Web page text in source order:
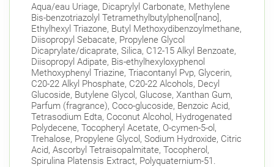
Aqua/eau Uriage, Dicaprylyl Carbonate, Methylene
Bis-benzotriazolyl Tetramethylbutylphenol[nano],
Ethylhexyl Triazone, Butyl Methoxydibenzoylmethane,
Diisopropyl Sebacate, Propylene Glycol
Dicaprylate/dicaprate, Silica, C12-15 Alkyl Benzoate,
Diisopropyl Adipate, Bis-ethylhexyloxyphenol
Methoxyphenyl Triazine, Triacontanyl Pvp, Glycerin,
C20-22 Alkyl Phosphate, C20-22 Alcohols, Decyl
Glucoside, Butylene Glycol, Glucose, Xanthan Gum,
Parfum (fragrance), Coco-glucoside, Benzoic Acid,
Tetrasodium Edta, Coconut Alcohol, Hydrogenated
Polydecene, Tocopheryl Acetate, O-cymen-5-ol,
Trehalose, Propylene Glycol, Sodium Hydroxide, Citric
Acid, Ascorbyl Tetraisopalmitate, Tocopherol,
Spirulina Platensis Extract, Polyquaternium-51.